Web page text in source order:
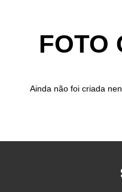
FOTO
Ainda não foi criada